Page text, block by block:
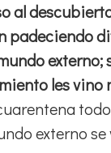
al
padeciendo
externo;
les vino
externo se